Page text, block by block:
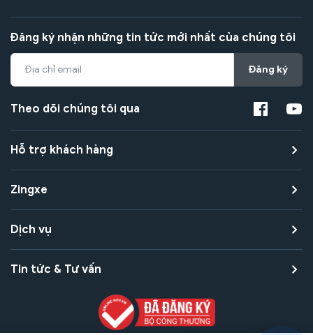
Đăng ký nhận những tin tức mới nhất của chúng tôi
Đăng ký
Theo dõi chúng tôi qua
Hỗ trợ khách hàng
Zingxe
Dịch vụ
Tin tức & Tư vấn